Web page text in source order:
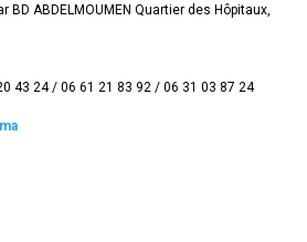
BD ABDELMOUMEN Quartier des Hôpitaux,
43 24 / 06 61 21 83 92 / 06 31 03 87 24